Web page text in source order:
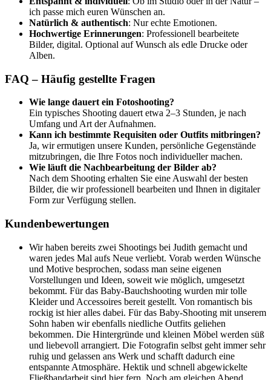
ich passe mich euren Wünschen an.
Natürlich & authentisch: Nur echte Emotionen.
Hochwertige Erinnerungen: Professionell bearbeitete
Bilder, digital. Optional auf Wunsch als edle Drucke oder
Alben.
FAQ – Häufig gestellte Fragen
Wie lange dauert ein Fotoshooting?
Ein typisches Shooting dauert etwa 2–3 Stunden, je nach
Umfang und Art der Aufnahmen.
Kann ich bestimmte Requisiten oder Outfits mitbringen?
Ja, wir ermutigen unsere Kunden, persönliche Gegenstände
mitzubringen, die Ihre Fotos noch individueller machen.
Wie läuft die Nachbearbeitung der Bilder ab?
Nach dem Shooting erhalten Sie eine Auswahl der besten
Bilder, die wir professionell bearbeiten und Ihnen in digitaler
Form zur Verfügung stellen.
Kundenbewertungen
Wir haben bereits zwei Shootings bei Judith gemacht und
waren jedes Mal aufs Neue verliebt. Vorab werden Wünsche
und Motive besprochen, sodass man seine eigenen
Vorstellungen und Ideen, soweit wie möglich, umgesetzt
bekommt. Für das Baby-Bauchshooting wurden mir tolle
Kleider und Accessoires bereit gestellt. Von romantisch bis
rockig ist hier alles dabei. Für das Baby-Shooting mit unserem
Sohn haben wir ebenfalls niedliche Outfits geliehen
bekommen. Die Hintergründe und kleinen Möbel werden süß
und liebevoll arrangiert. Die Fotografin selbst geht immer sehr
ruhig und gelassen ans Werk und schafft dadurch eine
entspannte Atmosphäre. Hektik und schnell abgewickelte
Fließbandarbeit sind hier fern. Noch am gleichen Abend